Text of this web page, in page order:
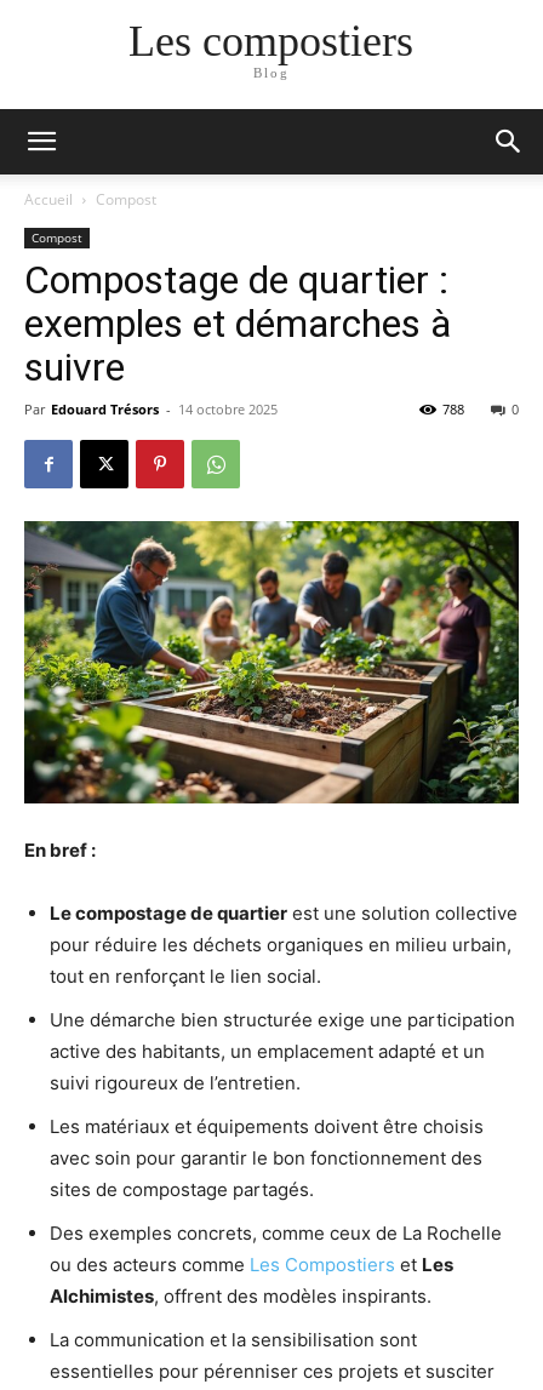
Les compostiers
Blog
Accueil Compost
Compost
Compostage de quartier :
exemples et démarches à
suivre
Par Edouard Trésors - 14 octobre 2025 0
788
En bref :
Le compostage de quartier est une solution collective
pour réduire les déchets organiques en milieu urbain,
tout en renforçant le lien social.
Une démarche bien structurée exige une participation
active des habitants, un emplacement adapté et un
suivi rigoureux de l’entretien.
Les matériaux et équipements doivent être choisis
avec soin pour garantir le bon fonctionnement des
sites de compostage partagés.
Des exemples concrets, comme ceux de La Rochelle
ou des acteurs comme Les Compostiers et Les
Alchimistes, offrent des modèles inspirants.
La communication et la sensibilisation sont
essentielles pour pérenniser ces projets et susciter